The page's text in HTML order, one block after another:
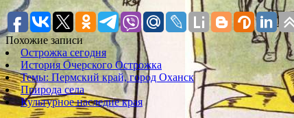
Похожие записи
Острожка сегодня
История Очерского Острожка
Темы: Пермский край, город Оханск
Природа села
Культурное наследие края